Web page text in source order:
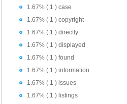
1.67% ( 1 ) case
1.67% ( 1 ) copyright
1.67% ( 1 ) directly
1.67% ( 1 ) displayed
1.67% ( 1 ) found
1.67% ( 1 ) information
1.67% ( 1 ) issues
1.67% ( 1 ) listings